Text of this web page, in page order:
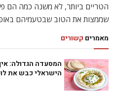
הטריים ביותר, לא משנה כמה הם
שממצות את הטוב שבטעמיהם
מאמרים קשורים
המסעדה הגדולה:
הישראלי כבש את